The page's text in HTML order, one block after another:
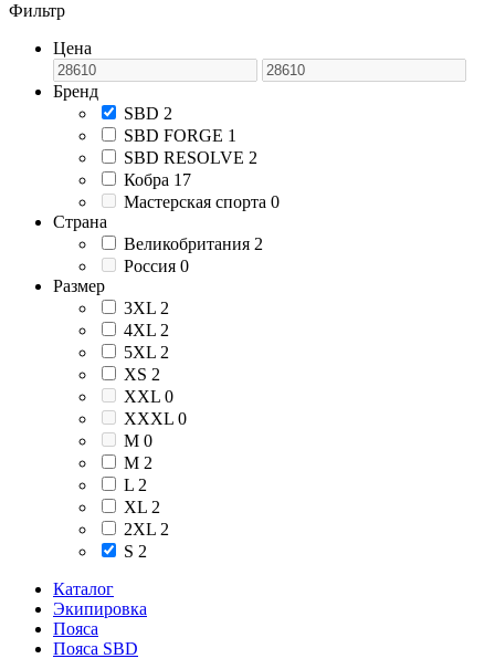
Фильтр
Цена
Бренд
SBD 2
SBD FORGE 1
SBD RESOLVE 2
Кобра 17
Мастерская спорта 0
Страна
Великобритания 2
Россия 0
Размер
3XL 2
4XL 2
5XL 2
XS 2
XXL 0
XXXL 0
М 0
M 2
L 2
XL 2
2XL 2
S 2
Каталог
Экипировка
Пояса
Пояса SBD